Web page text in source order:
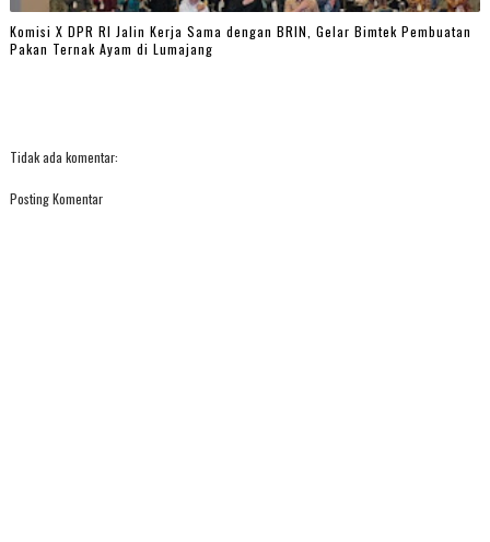
Komisi X DPR RI Jalin Kerja Sama dengan BRIN, Gelar Bimtek Pembuatan
Pakan Ternak Ayam di Lumajang
Tidak ada komentar:
Posting Komentar